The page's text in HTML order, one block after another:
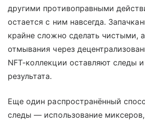
другими противоправными
остается с ним навсегда.
крайне сложно сделать чистыми,
отмывания через
NFT-коллекции оставляют следы
результата.
Еще один распространённый
следы — использование